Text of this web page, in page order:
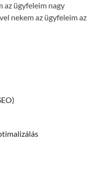
az ügyfeleim nagy
nekem az ügyfeleim az